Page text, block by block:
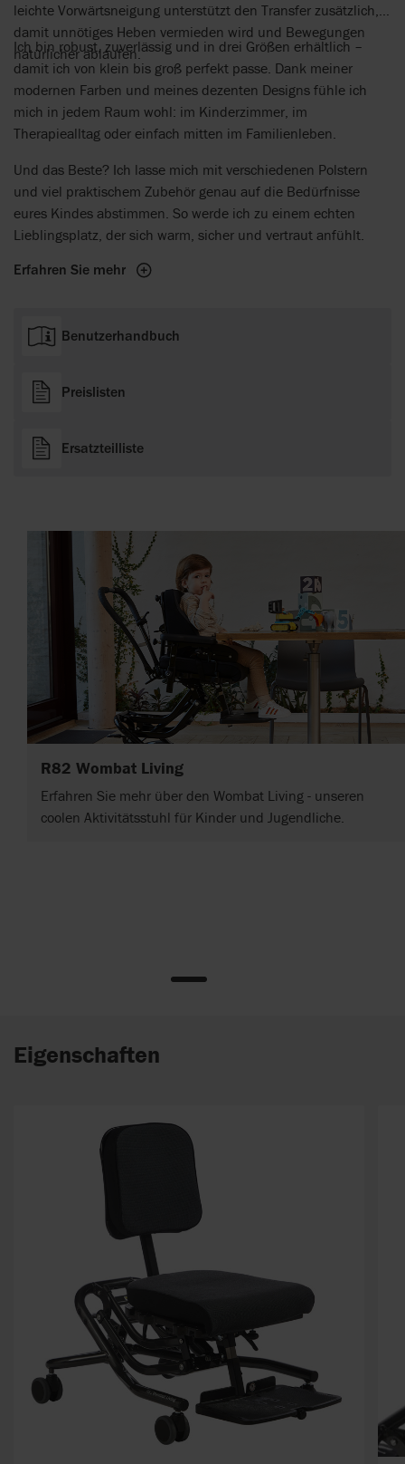
leichte Vorwärtsneigung unterstützt den Transfer zusätzlich,
damit unnötiges Heben vermieden wird und Bewegungen
natürlicher ablaufen.
Ich bin robust, zuverlässig und in drei Größen erhältlich –
damit ich von klein bis groß perfekt passe. Dank meiner
modernen Farben und meines dezenten Designs fühle ich
mich in jedem Raum wohl: im Kinderzimmer, im
Therapiealltag oder einfach mitten im Familienleben.
Und das Beste? Ich lasse mich mit verschiedenen Polstern
und viel praktischem Zubehör genau auf die Bedürfnisse
eures Kindes abstimmen. So werde ich zu einem echten
Lieblingsplatz, der sich warm, sicher und vertraut anfühlt.
Erfahren Sie mehr
Benutzerhandbuch
Preislisten
Ersatzteilliste
R82 Wombat Living
Erfahren Sie mehr über den Wombat Living - unseren
coolen Aktivitätsstuhl für Kinder und Jugendliche.
Eigenschaften